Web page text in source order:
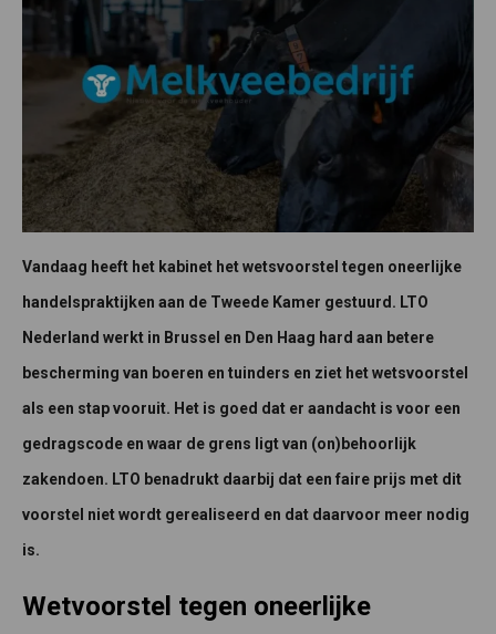
Vandaag heeft het kabinet het wetsvoorstel tegen oneerlijke
handelspraktijken aan de Tweede Kamer gestuurd. LTO
Nederland werkt in Brussel en Den Haag hard aan betere
bescherming van boeren en tuinders en ziet het wetsvoorstel
als een stap vooruit. Het is goed dat er aandacht is voor een
gedragscode en waar de grens ligt van (on)behoorlijk
zakendoen. LTO benadrukt daarbij dat een faire prijs met dit
voorstel niet wordt gerealiseerd en dat daarvoor meer nodig
is.
Wetvoorstel tegen oneerlijke